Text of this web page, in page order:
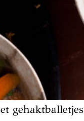
gehaktballetjes